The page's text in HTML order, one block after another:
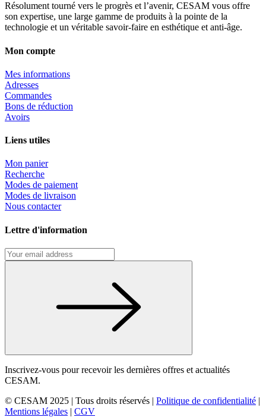
Résolument tourné vers le progrès et l’avenir, CESAM vous offre
son expertise, une large gamme de produits à la pointe de la
technologie et un véritable savoir-faire en esthétique et anti-âge.
Mon compte
Mes informations
Adresses
Commandes
Bons de réduction
Avoirs
Liens utiles
Mon panier
Recherche
Modes de paiement
Modes de livraison
Nous contacter
Lettre d'information
Inscrivez-vous pour recevoir les dernières offres et actualités
CESAM.
© CESAM 2025 | Tous droits réservés | Politique de confidentialité |
Mentions légales | CGV